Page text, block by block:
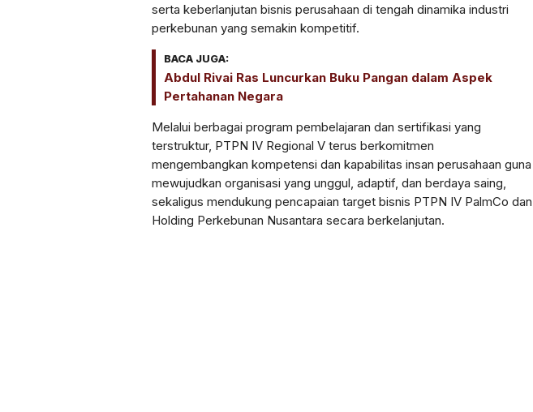
serta keberlanjutan bisnis perusahaan di tengah dinamika industri
perkebunan yang semakin kompetitif.
BACA JUGA:
Abdul Rivai Ras Luncurkan Buku Pangan dalam Aspek
Pertahanan Negara
Melalui berbagai program pembelajaran dan sertifikasi yang
terstruktur, PTPN IV Regional V terus berkomitmen
mengembangkan kompetensi dan kapabilitas insan perusahaan guna
mewujudkan organisasi yang unggul, adaptif, dan berdaya saing,
sekaligus mendukung pencapaian target bisnis PTPN IV PalmCo dan
Holding Perkebunan Nusantara secara berkelanjutan.